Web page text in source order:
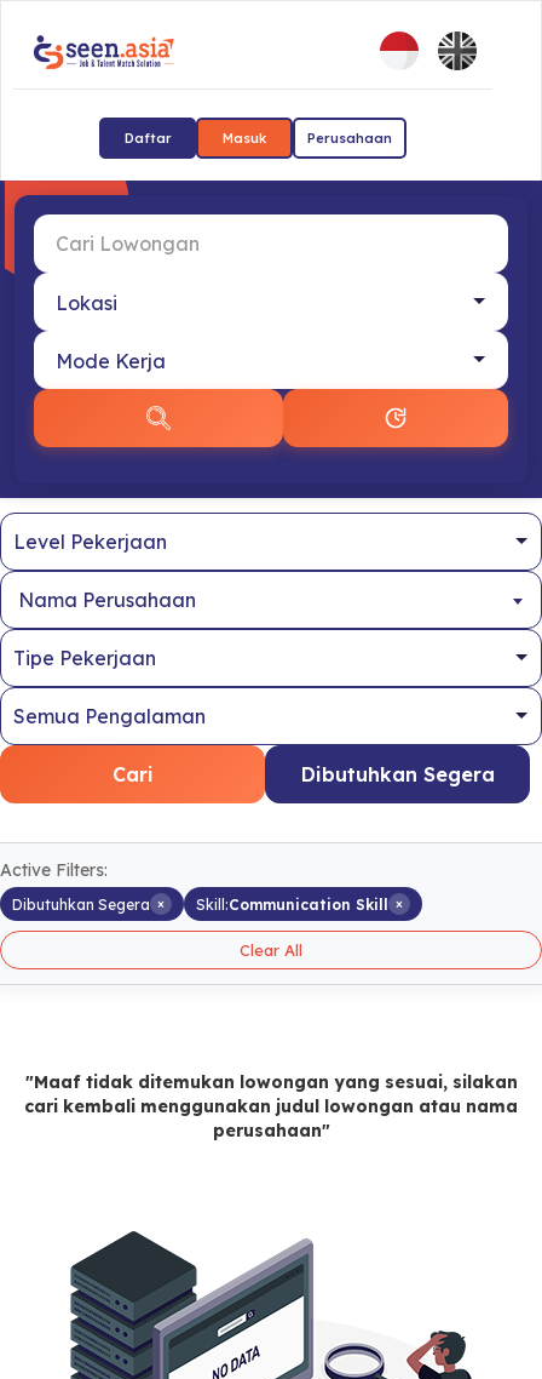
Daftar Masuk Perusahaan
Nama Perusahaan
Cari Dibutuhkan Segera
Active Filters:
Dibutuhkan Segera × Skill:Communication Skill ×
Clear All
"Maaf tidak ditemukan lowongan yang sesuai, silakan
cari kembali menggunakan judul lowongan atau nama
perusahaan"